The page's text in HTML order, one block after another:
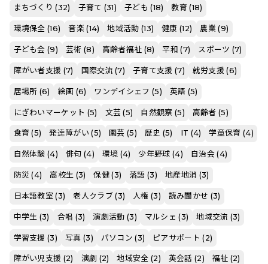
まちづくり (32) 子育て (31) 子ども (18) 教育 (18)
環境保全 (16) 音楽 (14) 地域活動 (13) 健康 (12) 農業 (9)
子ども会 (9) 芸術 (8) 高齢者福祉 (8) 平和 (7) スポーツ (7)
障がい者支援 (7) 国際交流 (7) 子育て支援 (7) 就労支援 (6)
居場所 (6) 絵画 (6) ワンデイシェフ (5) 英語 (5)
にぎわいマーケット (5) 文芸 (5) 自然観察 (5) 高齢者 (5)
食育 (5) 発達障がい (5) 園芸 (5) 歴史 (5) IT (4) 学童保育 (4)
自然体験 (4) 俳句 (4) 環境 (4) 少年野球 (4) 自治会 (4)
防災 (4) 高校生 (3) 保健 (3) 落語 (3) 地産地消 (3)
日本語教室 (3) 老人クラブ (3) 人権 (3) 読み聞かせ (3)
中学生 (3) 合唱 (3) 演劇活動 (3) マルシェ (3) 地域交流 (3)
学習支援 (3) 写真 (3) パソコン (3) ピアサポート (2)
障がい児支援 (2) 演劇 (2) 地域安全 (2) 英会話 (2) 福祉 (2)